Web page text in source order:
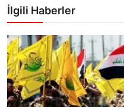
İlgili Haberler